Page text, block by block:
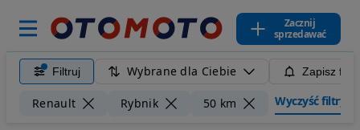
Zacznij
sprzedawać
Filtruj Wybrane dla Ciebie Zapisz
Renault Rybnik 50 km Wyczyść filtry